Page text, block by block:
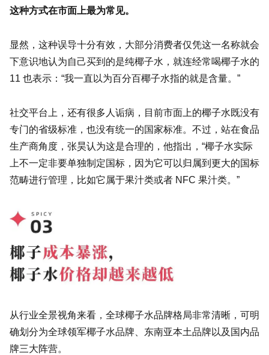
这种方式在市面上最为常见。
显然，这种误导十分有效，大部分消费者仅凭这一名称就会
下意识地认为自己买到的是纯椰子水，就连经常喝椰子水的
11 也表示：“我一直以为百分百椰子水指的就是含量。”
社交平台上，还有很多人诟病，目前市面上的椰子水既没有
专门的省级标准，也没有统一的国家标准。不过，站在食品
生产商角度，张昊认为这是合理的，他指出，“椰子水实际
上不一定非要单独制定国标，因为它可以归属到更大的国标
范畴进行管理，比如它属于果汁类或者 NFC 果汁类。”
从行业全景视角来看，全球椰子水品牌格局非常清晰，可明
确划分为全球领军椰子水品牌、东南亚本土品牌以及国内品
牌三大阵营。